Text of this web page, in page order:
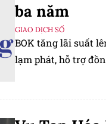
ba năm
GIAO DỊCH SỐ
BOK tăng lãi suất
lạm phát, hỗ trợ